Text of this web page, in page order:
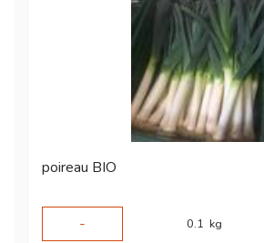
poireau BIO
-
0.1 kg